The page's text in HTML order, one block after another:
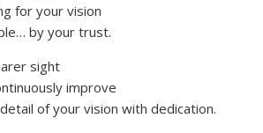
for your vision
by your trust.
sight
improve
of your vision with dedication.